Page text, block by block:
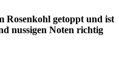
Rosenkohl getoppt und ist
nussigen Noten richtig